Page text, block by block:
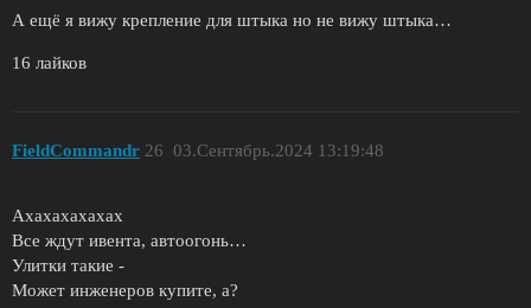
А ещё я вижу крепление для штыка но не вижу штыка…
16 лайков
FieldCommandr 03.Сентябрь.2024 13:19:48
26
Ахахахахахах
Все ждут ивента, автоогонь…
Улитки такие -
Может инженеров купите, а?